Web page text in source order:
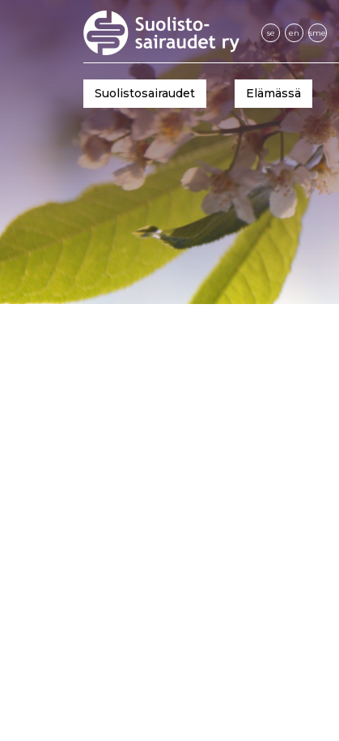
se en sme
Suolistosairaudet Elämässä